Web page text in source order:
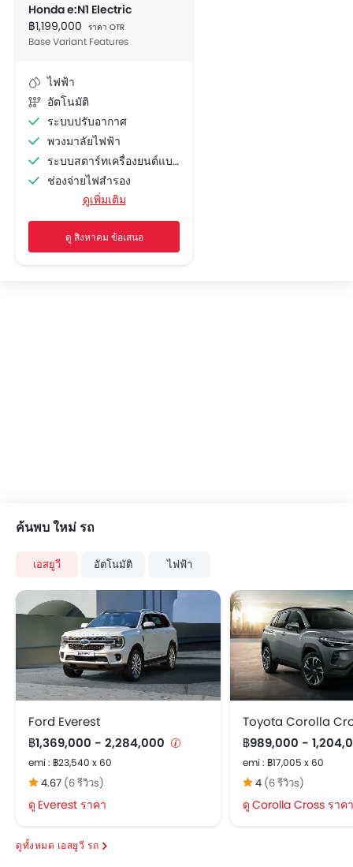
Honda e:N1 Electric
฿1,199,000 ราคา OTR
Base Variant Features
ไฟฟ้า
อัตโนมัติ
ระบบปรับอากาศ
พวงมาลัยไฟฟ้า
ระบบสตาร์ทเครื่องยนต์แบบอัจฉริยะ
ช่องจ่ายไฟสำรอง
ระบบนำทาง
เบาะนั่งปรับระดับได้
ระบบเครื่องเสียงวิทยุ FM/AM
สัญญาณกะระยะถอยหลัง
เซ็นทรัลล็อค
ถุงลมฝั่งคนขับ
ถุงลมฝั่งคนนั่ง
ถุงลมด้านข้างคู่หน้า
เสียงเตือนคาดเข็มขัดนิรภัย
ระบบเสริมแรงเบรก
ไฟเตือนประตู และฝากระโปรงท้าย
เซ็นเซอร์ตรวจจับการชน
คานเหล็กด้านข้างรถ
คานเหล็กด้านหน้ารถ
กระจกมองหลังแบบตัดแสง
ระบบกุญแจนิรภัย
ระบบป้องกันการลื่นไถลของรถ
ดูเพิ่มเติม
ดู สิงหาคม ข้อเสนอ
ค้นพบ ใหม่ รถ
เอสยูวี อัตโนมัติ ไฟฟ้า
Ford Everest
฿1,369,000 - 2,284,000
emi : ฿23,540 x 60
4.67 (6 รีวิวs)
Everest ราคา
Toyota Corolla
฿989,000 -
emi : ฿17,005 x 60
4 (6 รีวิวs)
Corolla Cross ราคา
เอสยูวี รถ